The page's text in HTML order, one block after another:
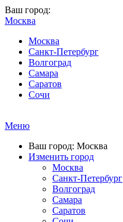
Ваш город:
Москва
Москва
Санкт-Петербург
Волгоград
Самара
Саратов
Сочи
Меню
Ваш город: Москва
Изменить город
Москва
Санкт-Петербург
Волгоград
Самара
Саратов